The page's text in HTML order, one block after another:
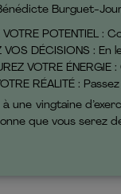
Burguet-
VOTRE POTENTIEL
VOS DÉCISIONS :
VOTRE
RÉALITÉ :
une vingtaine
que vous serez